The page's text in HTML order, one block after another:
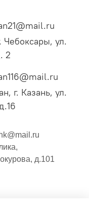
Чебоксары, ул.
2
г. Казань, ул.
д.101